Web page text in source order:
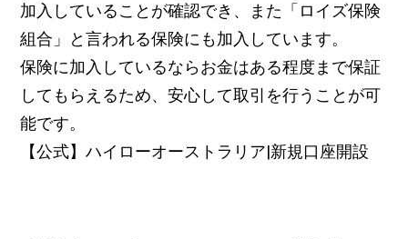
加入していることが確認でき、また「ロイズ保険
組合」と言われる保険にも加入しています。
保険に加入しているならお金はある程度まで保証
してもらえるため、安心して取引を行うことが可
能です。
【公式】ハイローオーストラリア|新規口座開設